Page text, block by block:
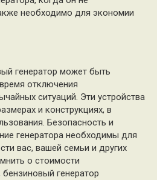
необходимо для экономии
генератор может быть
отключения
ситуаций. Эти устройства
и конструкциях, в
Безопасность и
генератора необходимы для
вас, вашей семьи и других
о стоимости
генератор